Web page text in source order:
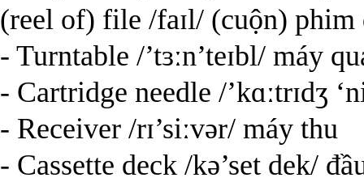
(reel of) file /faɪl/ (cuộn)
- Turntable /’tɜːn’teɪbl/ máy
- Cartridge needle /’kɑːtrɪdʒ
- Receiver /rɪ’siːvər/ máy thu
- Cassette deck /kə’set dek/